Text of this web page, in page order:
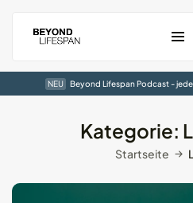
NEU Beyond Lifespan Podcast -
Kategorie:
Startseite